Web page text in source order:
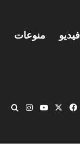
فيديو منوعات
فيسبوك ‫YouTube